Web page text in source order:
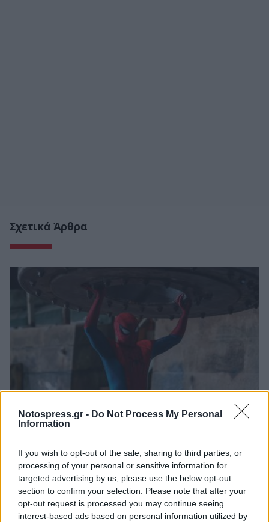
Notospress.gr - Do Not Process My Personal
Information
If you wish to opt-out of the sale, sharing to third parties, or
processing of your personal or sensitive information for
targeted advertising by us, please use the below opt-out
section to confirm your selection. Please note that after your
opt-out request is processed you may continue seeing
interest-based ads based on personal information utilized by
Σχετικά Άρθρα
Τι προβάλλουν τα Cinema σε επτά πόλεις της
06/08/2026 15:12